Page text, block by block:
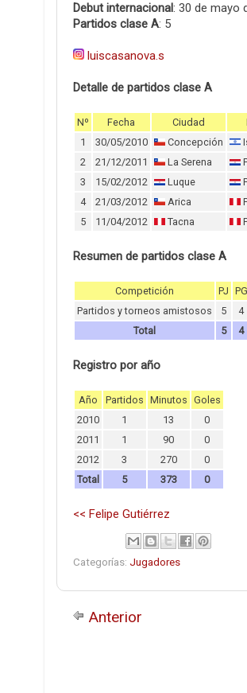
Debut internacional: 30 de mayo
Partidos clase A: 5
luiscasanova.s
Detalle de partidos clase A
Nº Fecha Ciudad
1
30/05/2010 Concepción
2
21/12/2011 La Serena
3
15/02/2012 Luque
4
21/03/2012 Arica
5
11/04/2012 Tacna
Resumen de partidos clase A
Competición PJ PG
Partidos y torneos amistosos
5 4
Total
5 4
Registro por año
Año Partidos Minutos Goles
2010
1 13
0
2011
1 90
0
2012
3 270
0
Total
5 373 0
<< Felipe Gutiérrez
Categorías: Jugadores
Anterior